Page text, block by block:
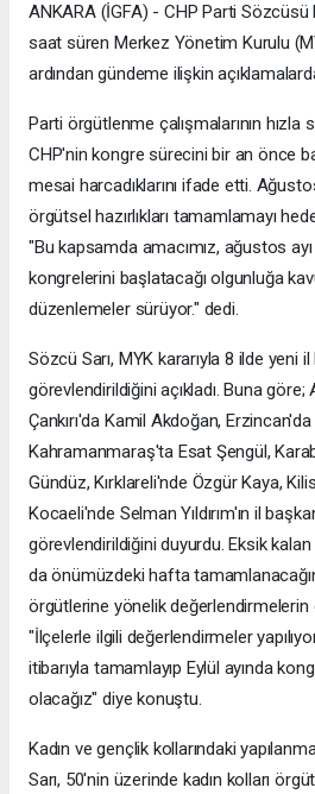
ANKARA (İGFA) - CHP Parti Sözcüsü
saat süren Merkez Yönetim Kurulu
ardından gündeme ilişkin
Parti örgütlenme çalışmalarının hızla
CHP'nin kongre sürecini bir an önce
mesai harcadıklarını ifade etti.
örgütsel hazırlıkları tamamlamayı
"Bu kapsamda amacımız, ağustos
kongrelerini başlatacağı olgunluğa
düzenlemeler sürüyor." dedi.
Sözcü Sarı, MYK kararıyla 8 ilde yeni il
görevlendirildiğini açıkladı. Buna
Çankırı'da Kamil Akdoğan,
Kahramanmaraş'ta Esat Şengül,
Gündüz, Kırklareli'nde Özgür Kaya,
Kocaeli'nde Selman Yıldırım'ın il
görevlendirildiğini duyurdu. Eksik kalan
da önümüzdeki hafta
örgütlerine yönelik değerlendirmelerin
"İlçelerle ilgili değerlendirmeler
itibarıyla tamamlayıp Eylül ayında
olacağız" diye konuştu.
Kadın ve gençlik kollarındaki
Sarı, 50'nin üzerinde kadın kolları